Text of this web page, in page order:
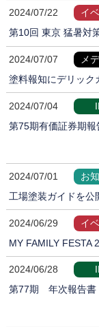
2024/07/22
イ
第10回 東京 猛暑対
2024/07/07
メ
塗料報知にデリック
2024/07/04
第75期有価証券期
2024/07/01
お
工場塗装ガイドを公
2024/06/29
イ
MY FAMILY FESTA
2024/06/28
第77期 年次報告書